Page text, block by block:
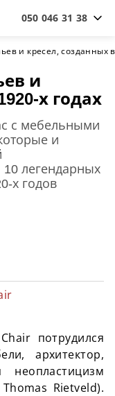
050 046 31 38
и кресел, созданных
и
х годах
с мебельными
и
легендарных
х годов
потрудился
архитектор,
Rietveld).